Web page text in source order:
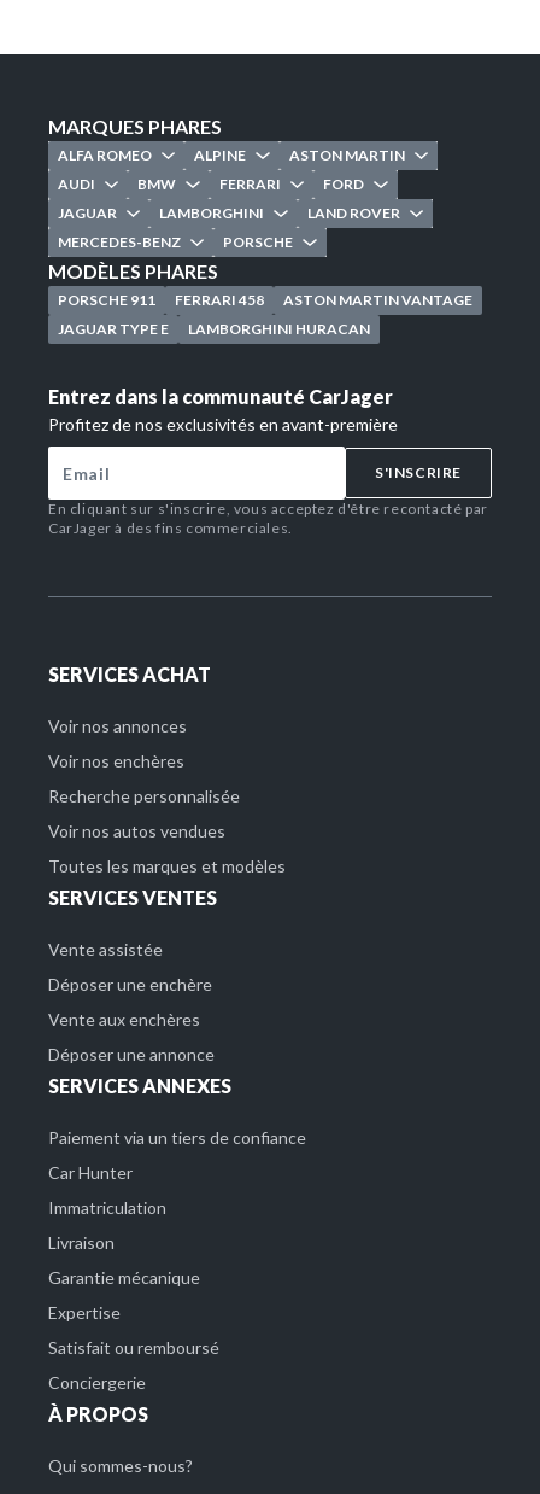
MARQUES PHARES
ALFA ROMEO ALPINE
ASTON MARTIN
AUDI
BMW FERRARI
FORD
JAGUAR
LAMBORGHINI
LAND ROVER
MERCEDES-BENZ
PORSCHE
MODÈLES PHARES
PORSCHE 911 FERRARI 458
ASTON MARTIN VANTAGE
JAGUAR TYPE E
LAMBORGHINI HURACAN
Entrez dans la communauté CarJager
Profitez de nos exclusivités en avant-première
S'INSCRIRE
En cliquant sur s'inscrire, vous acceptez d'être recontacté par
CarJager à des fins commerciales.
SERVICES ACHAT
Voir nos annonces
Voir nos enchères
Recherche personnalisée
Voir nos autos vendues
Toutes les marques et modèles
SERVICES VENTES
Vente assistée
Déposer une enchère
Vente aux enchères
Déposer une annonce
SERVICES ANNEXES
Paiement via un tiers de confiance
Car Hunter
Immatriculation
Livraison
Garantie mécanique
Expertise
Satisfait ou remboursé
Conciergerie
À PROPOS
Qui sommes-nous?